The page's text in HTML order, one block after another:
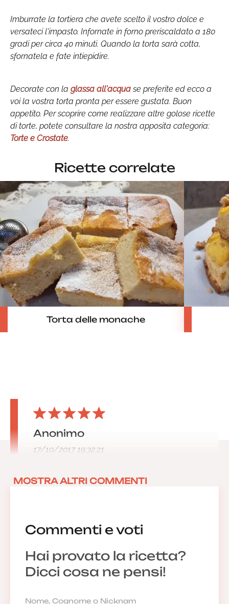
Imburrate la tortiera che avete scelto il vostro dolce e
versateci l'impasto. Infornate in forno preriscaldato a 180
gradi per circa 40 minuti. Quando la torta sarà cotta,
sfornatela e fate intiepidire.
Decorate con la glassa all'acquase preferite ed ecco a
voi la vostra torta pronta per essere gustata. Buon
appetito. Per scoprire come realizzare altre golose ricette
di torte, potete consultare la nostra apposita categoria:
Torte e Crostate.
Ricette correlate
Torta delle monache
Commenti e voti
Hai provato la ricetta?
Dicci cosa ne pensi!
Anonimo
17/10/2017 19:32:21
MOSTRA ALTRI COMMENTI